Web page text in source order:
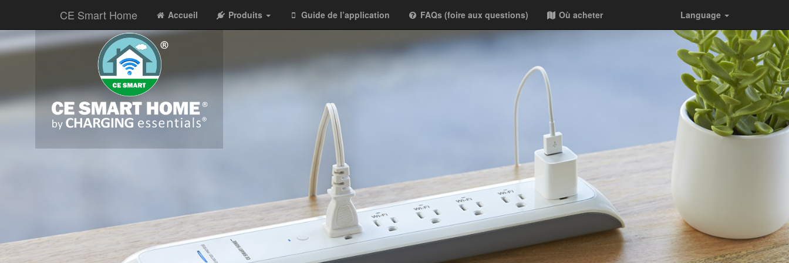
CE Smart Home Accueil Produits Guide de l’application FAQs (foire aux questions) Où acheter Language